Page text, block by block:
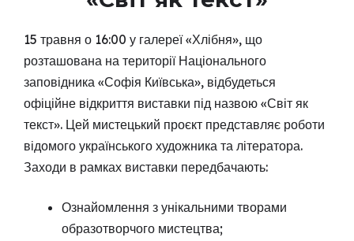
15 травня о 16:00 у галереї «Хлібня», що
розташована на території Національного
заповідника «Софія Київська», відбудеться
офіційне відкриття виставки під назвою «Світ як
текст». Цей мистецький проєкт представляє роботи
відомого українського художника та літератора.
Заходи в рамках виставки передбачають:
Ознайомлення з унікальними творами
образотворчого мистецтва;